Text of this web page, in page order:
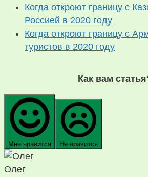
Когда откроют границу с
Россией в 2020 году
Когда откроют границу с
туристов в 2020 году
Как вам
Мне нравится Не нравится
Олег